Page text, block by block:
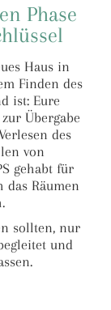
Phase
Haus in
Finden des
ist: Eure
Übergabe
des
von
gehabt für
das Räumen
sollten, nur
und